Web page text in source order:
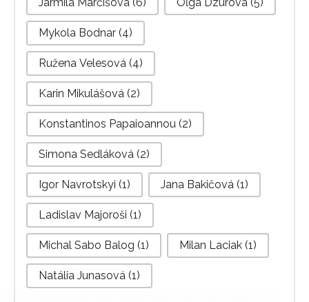
Mykola Bodnar (4)
Ružena Velesová (4)
Karin Mikulášová (2)
Konstantinos Papaioannou (2)
Simona Sedláková (2)
Igor Navrotskyi (1) Jana Bakičová (1)
Ladislav Majoroši (1)
Michal Sabo Balog (1) Milan Laciak (1)
Natália Junasová (1)